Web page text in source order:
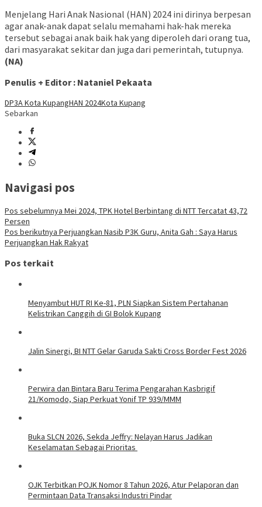
Menjelang Hari Anak Nasional (HAN) 2024 ini dirinya berpesan
agar anak-anak dapat selalu memahami hak-hak mereka
tersebut sebagai anak baik hak yang diperoleh dari orang tua,
dari masyarakat sekitar dan juga dari pemerintah, tutupnya.
(NA)
Penulis + Editor : Nataniel Pekaata
DP3A Kota KupangHAN 2024Kota Kupang
Sebarkan
Navigasi pos
Pos sebelumnya Mei 2024, TPK Hotel Berbintang di NTT Tercatat 43,72
Persen
Pos berikutnya Perjuangkan Nasib P3K Guru, Anita Gah : Saya Harus
Perjuangkan Hak Rakyat
Pos terkait
Menyambut HUT RI Ke-81, PLN Siapkan Sistem Pertahanan
Kelistrikan Canggih di GI Bolok Kupang
Jalin Sinergi, BI NTT Gelar Garuda Sakti Cross Border Fest 2026
Perwira dan Bintara Baru Terima Pengarahan Kasbrigif
21/Komodo, Siap Perkuat Yonif TP 939/MMM
Buka SLCN 2026, Sekda Jeffry: Nelayan Harus Jadikan
Keselamatan Sebagai Prioritas
OJK Terbitkan POJK Nomor 8 Tahun 2026, Atur Pelaporan dan
Permintaan Data Transaksi Industri Pindar